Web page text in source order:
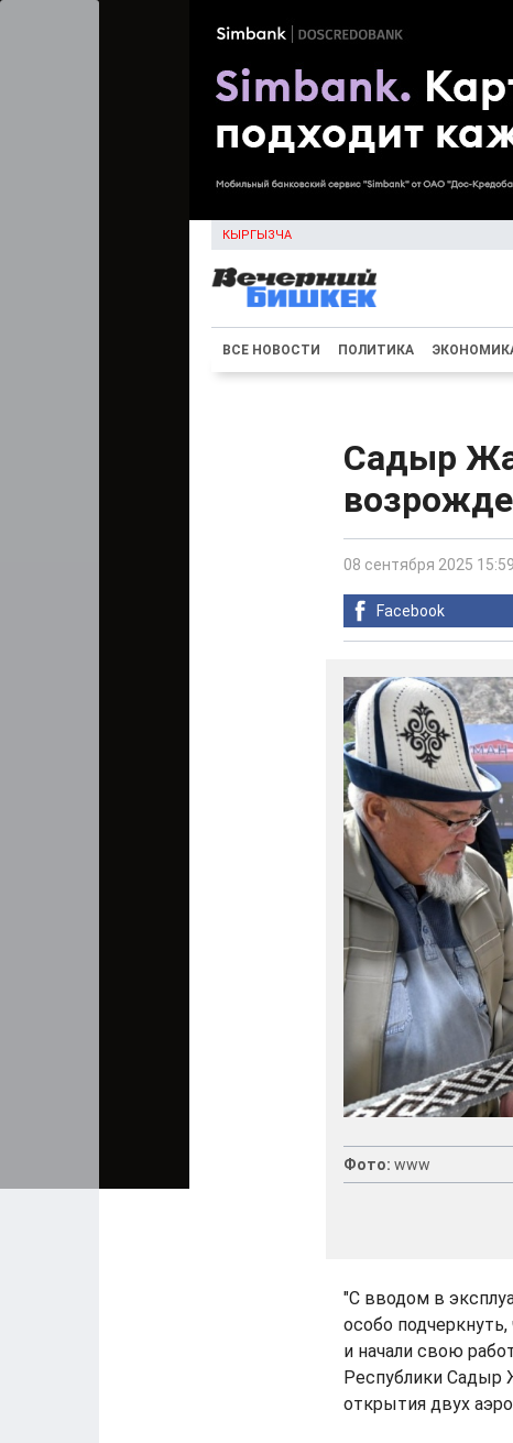
КЫРГЫЗЧА
ВСЕ НОВОСТИ ПОЛИТИКА
Садыр
08 сентября 2025 15:59
Facebook
Фото: www
"С вводом в
особо
и начали свою
Республики Садыр
открытия двух